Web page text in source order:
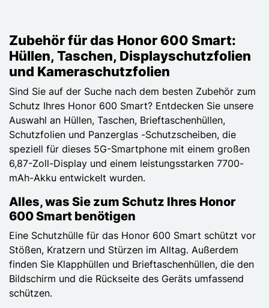
Zubehör für das Honor 600 Smart:
Hüllen, Taschen, Displayschutzfolien
und Kameraschutzfolien
Sind Sie auf der Suche nach dem besten Zubehör zum
Schutz Ihres Honor 600 Smart? Entdecken Sie unsere
Auswahl an Hüllen, Taschen, Brieftaschenhüllen,
Schutzfolien und Panzerglas -Schutzscheiben, die
speziell für dieses 5G-Smartphone mit einem großen
6,87-Zoll-Display und einem leistungsstarken 7700-
mAh-Akku entwickelt wurden.
Alles, was Sie zum Schutz Ihres Honor
600 Smart benötigen
Eine Schutzhülle für das Honor 600 Smart schützt vor
Stößen, Kratzern und Stürzen im Alltag. Außerdem
finden Sie Klapphüllen und Brieftaschenhüllen, die den
Bildschirm und die Rückseite des Geräts umfassend
schützen.